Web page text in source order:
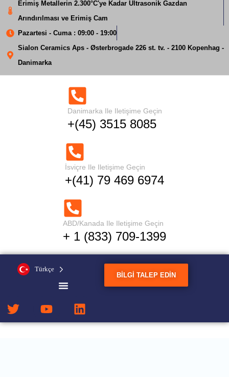
Erimiş Metallerin 2.300°C'ye Kadar Ultrasonik Gazdan
Arındırılması ve Erimiş Cam
Pazartesi - Cuma : 09:00 - 19:00
Sialon Ceramics Aps - Østerbrogade 226 st. tv. - 2100 Kopenhag -
Danimarka
Danimarka Ile Iletişime Geçin
+(45) 3515 8085
İsviçre Ile Iletişime Geçin
+(41) 79 469 6974
ABD/Kanada Ile Iletişime Geçin
+ 1 (833) 709-1399
Türkçe
BILGI TALEP EDIN
Alüminyum
alaşımlarında ultrasonik
tahıl arıtma
Alüminyum alaşımlarında ultrasonik tahıl arıtma
Titanyum Bor olmadan
endüstriyel ultrasonik tahıl